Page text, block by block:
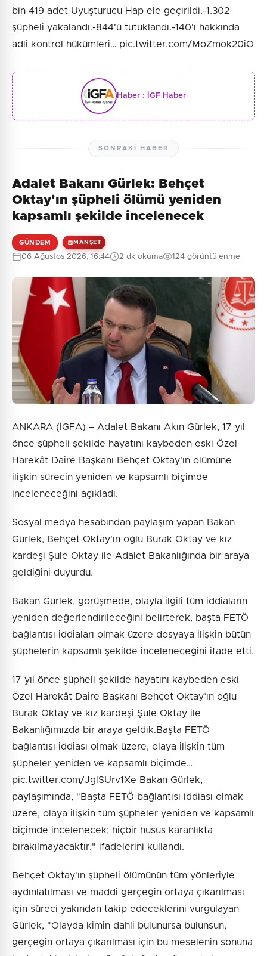
bin 419 adet Uyuşturucu Hap ele geçirildi.-1.302
şüpheli yakalandı.-844'ü tutuklandı.-140'ı hakkında
adli kontrol hükümleri… pic.twitter.com/MoZmok20iO
Haber : İGF Haber
SONRAKI HABER
Adalet Bakanı Gürlek: Behçet
Oktay'ın şüpheli ölümü yeniden
kapsamlı şekilde incelenecek
GÜNDEM MANŞET
06 Ağustos 2026, 16:44 2 dk okuma 124 görüntülenme
ANKARA (İGFA) – Adalet Bakanı Akın Gürlek, 17 yıl
önce şüpheli şekilde hayatını kaybeden eski Özel
Harekât Daire Başkanı Behçet Oktay'ın ölümüne
ilişkin sürecin yeniden ve kapsamlı biçimde
inceleneceğini açıkladı.
Sosyal medya hesabından paylaşım yapan Bakan
Gürlek, Behçet Oktay'ın oğlu Burak Oktay ve kız
kardeşi Şule Oktay ile Adalet Bakanlığında bir araya
geldiğini duyurdu.
Bakan Gürlek, görüşmede, olayla ilgili tüm iddiaların
yeniden değerlendirileceğini belirterek, başta FETÖ
bağlantısı iddiaları olmak üzere dosyaya ilişkin bütün
şüphelerin kapsamlı şekilde inceleneceğini ifade etti.
17 yıl önce şüpheli şekilde hayatını kaybeden eski
Özel Harekât Daire Başkanı Behçet Oktay’ın oğlu
Burak Oktay ve kız kardeşi Şule Oktay ile
Bakanlığımızda bir araya geldik.Başta FETÖ
bağlantısı iddiası olmak üzere, olaya ilişkin tüm
şüpheler yeniden ve kapsamlı biçimde…
pic.twitter.com/JglSUrv1Xe Bakan Gürlek,
paylaşımında, "Başta FETÖ bağlantısı iddiası olmak
üzere, olaya ilişkin tüm şüpheler yeniden ve kapsamlı
biçimde incelenecek; hiçbir husus karanlıkta
bırakılmayacaktır." ifadelerini kullandı.
Behçet Oktay'ın şüpheli ölümünün tüm yönleriyle
aydınlatılması ve maddi gerçeğin ortaya çıkarılması
için süreci yakından takip edeceklerini vurgulayan
Gürlek, "Olayda kimin dahli bulunursa bulunsun,
gerçeğin ortaya çıkarılması için bu meselenin sonuna